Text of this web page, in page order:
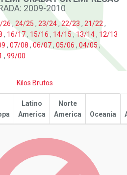
2009-2010
26, 24/25 , 23/24,22/23 , 21/22 ,
, 16/17, 15/16 , 14/15 ,13/14, 12/13
, 07/08 , 06/07, 05/06 , 04/05 ,
, 99/00
Kilos Brutos
Latino
America
Norte
America
Oceania